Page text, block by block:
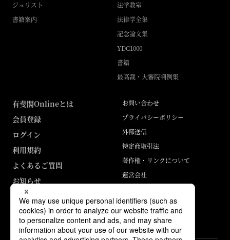
ジュリスト
書籍案内
法学教室
法律学全集
記念論文集
YDC1000
書籍
最高裁・大審院判例集
有斐閣Onlineとは
会員登録
ログイン
利用規約
よくあるご質問
お知らせ
お問い合わせ
プライバシーポリシー
外部送信
特定商取引法
著作権・リンクについて
運営会社